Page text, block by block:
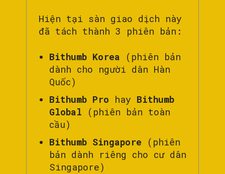
Hiện tại sàn giao dịch này
đã tách thành 3 phiên bản:
Bithumb Korea (phiên bản
dành cho người dân Hàn
Quốc)
Bithumb Pro hay Bithumb
Global (phiên bản toàn
cầu)
Bithumb Singapore (phiên
bản dành riêng cho cư dân
Singapore)